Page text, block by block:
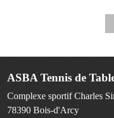
ASBA Tennis de
Complexe sportif Charles
78390 Bois-d'Arcy